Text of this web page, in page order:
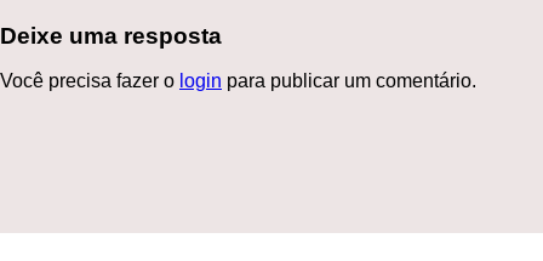
Deixe uma resposta
Você precisa fazer o login para publicar um comentário.